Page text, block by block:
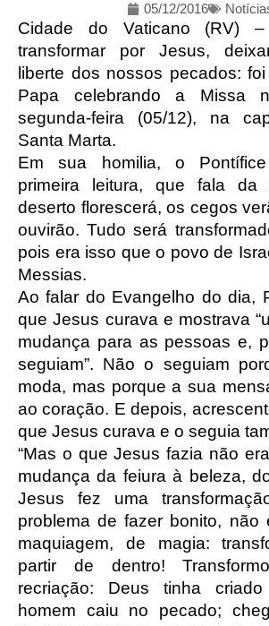
05/12/2016
Cidade do Vaticano (RV) –
transformar por Jesus,
liberte dos nossos pecados:
Papa celebrando a Missa
segunda-feira (05/12), na
Santa Marta.
Em sua homilia, o
primeira leitura, que fala da
deserto florescerá, os cegos
ouvirão. Tudo será
pois era isso que o povo de
Messias.
Ao falar do Evangelho do dia,
que Jesus curava e mostrava
mudança para as pessoas e,
seguiam”. Não o seguiam
moda, mas porque a sua
ao coração. E depois,
que Jesus curava e o seguia
“Mas o que Jesus fazia não
mudança da feiura à beleza,
Jesus fez uma
problema de fazer bonito, não
maquiagem, de magia:
partir de dentro!
recriação: Deus tinha
homem caiu no pecado;